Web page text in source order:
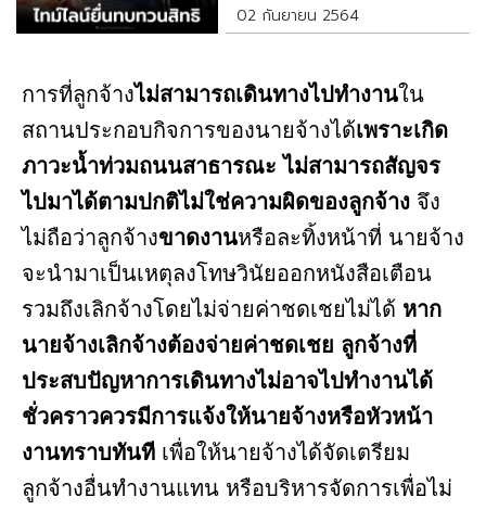
39 40
02 กันยายน 2564
การที่ลูกจ้างไม่สามารถเดินทางไปทำงานใน
สถานประกอบกิจการของนายจ้างได้เพราะเกิด
ภาวะน้ำท่วมถนนสาธารณะ ไม่สามารถสัญจร
ไปมาได้ตามปกติไม่ใช่ความผิดของลูกจ้าง จึง
ไม่ถือว่าลูกจ้างขาดงานหรือละทิ้งหน้าที่ นายจ้าง
จะนำมาเป็นเหตุลงโทษวินัยออกหนังสือเตือน
รวมถึงเลิกจ้างโดยไม่จ่ายค่าชดเชยไม่ได้ หาก
นายจ้างเลิกจ้างต้องจ่ายค่าชดเชย ลูกจ้างที่
ประสบปัญหาการเดินทางไม่อาจไปทำงานได้
ชั่วคราวควรมีการแจ้งให้นายจ้างหรือหัวหน้า
งานทราบทันที เพื่อให้นายจ้างได้จัดเตรียม
ลูกจ้างอื่นทำงานแทน หรือบริหารจัดการเพื่อไม่